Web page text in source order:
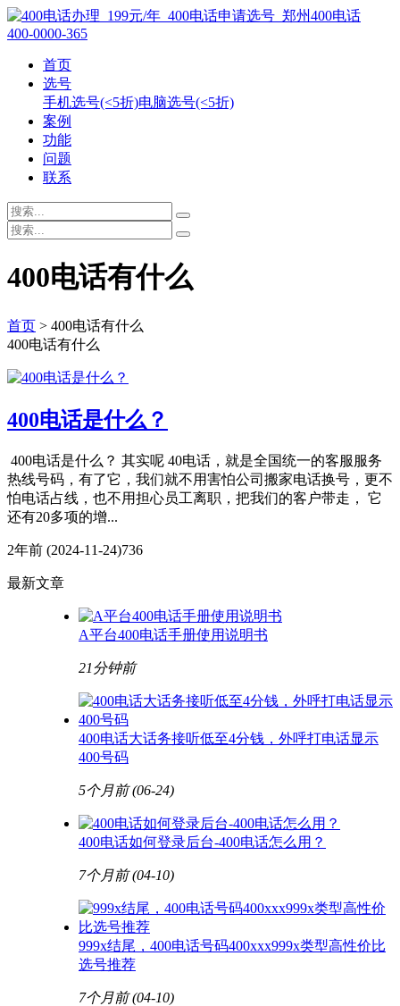
400-0000-365
首页
选号
手机选号(<5折)电脑选号(<5折)
案例
功能
问题
联系
400电话有什么
首页 > 400电话有什么
400电话有什么
400电话是什么？
400电话是什么？ 其实呢 40电话，就是全国统一的客服服务
热线号码，有了它，我们就不用害怕公司搬家电话换号，更不
怕电话占线，也不用担心员工离职，把我们的客户带走， 它
还有20多项的增...
2年前 (2024-11-24)736
最新文章
A平台400电话手册使用说明书
21分钟前
400电话大话务接听低至4分钱，外呼打电话显示
400号码
5个月前(06-24)
400电话如何登录后台-400电话怎么用？
7个月前(04-10)
999x结尾，400电话号码400xxx999x类型高性价比
选号推荐
7个月前(04-10)